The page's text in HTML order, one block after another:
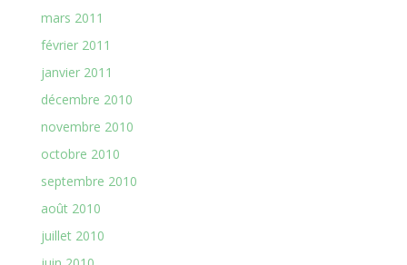
mars 2011
février 2011
janvier 2011
décembre 2010
novembre 2010
octobre 2010
septembre 2010
août 2010
juillet 2010